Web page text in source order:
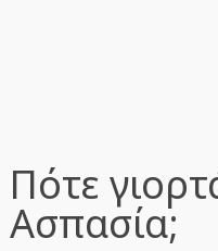
Πότε
Ασπασία;